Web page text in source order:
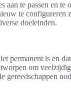
aan te passen en te
te configureren
doeleinden.
permanent is en
om
gereedschappen